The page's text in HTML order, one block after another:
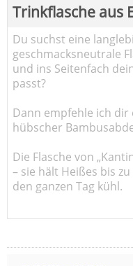
Trinkflasche aus
Du suchst eine
geschmacksneutrale
und ins Seitenfach
passt?
Dann empfehle ich dir
hübscher
Die Flasche von
– sie hält Heißes bis
den ganzen Tag kühl.